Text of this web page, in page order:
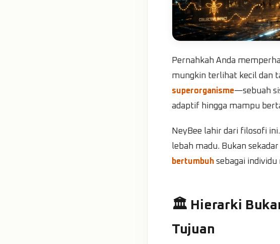
Pernahkah Anda
mungkin terlihat kecil dan
superorganisme—sebuah
adaptif hingga mampu
NeyBee lahir dari filosofi
lebah madu. Bukan
bertumbuh sebagai individu
🏛️ Hierarki
Tujuan